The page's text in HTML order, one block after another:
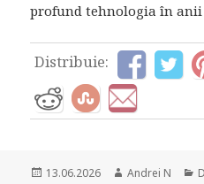
profund tehnologia în
Distribuie:
Posted
13.06.2026 Author
Andrei N